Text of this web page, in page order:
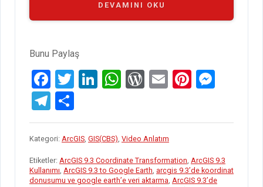
DEVAMINI OKU
VERI
AKTARMA”
Bunu Paylaş
F
a
ce
b
o
o
T
tt
er
Li
ke
dI
n
W
at
s
A
p
W
d
Pr
es
s
E
ail
Pi
er
t
se
g
er
T
el
e
gr
a
h
ar
e
Kategori: ArcGIS, GIS(CBS), Video Anlatım
Etiketler: ArcGIS 9.3 Coordinate Transformation, ArcGIS 9.3
Kullanımı, ArcGIS 9.3 to Google Earth, arcgis 9.3’de koordinat
donusumu ve google earth’e veri aktarma, ArcGIS 9.3’de